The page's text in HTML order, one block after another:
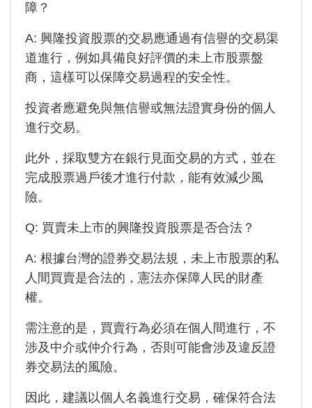
障？
A: 興隆投資股票的交易應通過有信譽的交易渠
道進行，例如具備良好評價的未上市股票盤
商，這樣可以保障交易過程的安全性。
投資者應避免與無信譽或無法證實身份的個人
進行交易。
此外，採取雙方在銀行見面交易的方式，並在
完成股票過戶後才進行付款，能有效減少風
險。
Q: 買賣未上市的興隆投資股票是否合法？
A: 根據台灣的證券交易法規，未上市股票的私
人間買賣是合法的，憲法亦保障人民的財產
權。
需注意的是，買賣行為必須在個人間進行，不
涉及中介或仲介行為，否則可能會涉及違反證
券交易法的風險。
因此，建議以個人名義進行交易，確保符合法